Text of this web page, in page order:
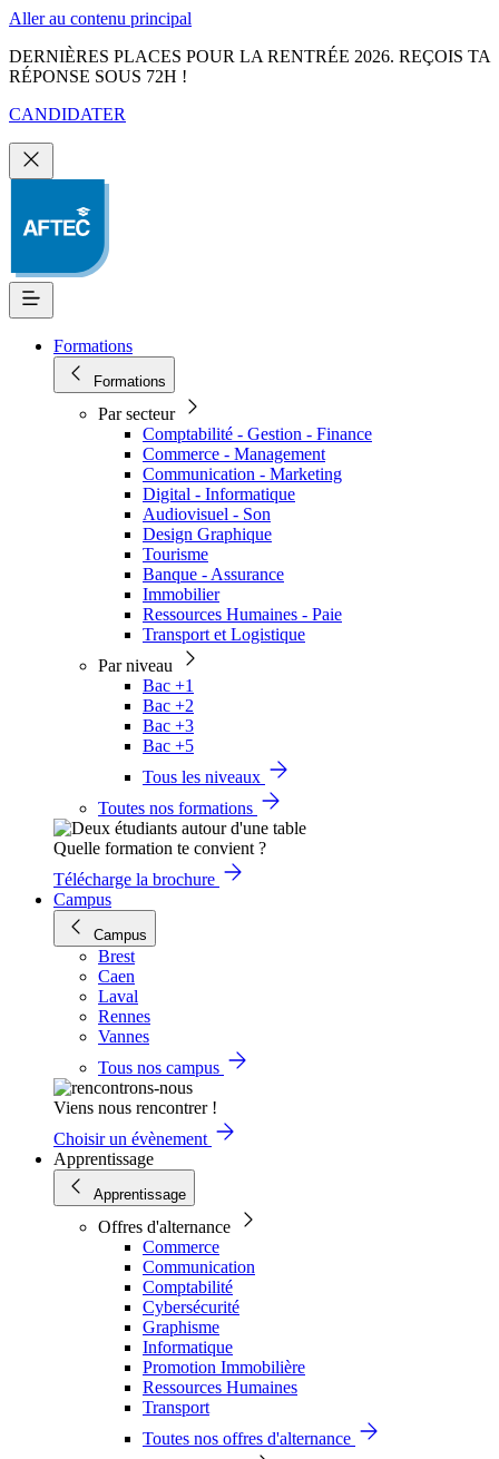
Aller au contenu principal
DERNIÈRES PLACES POUR LA RENTRÉE 2026. REÇOIS TA
RÉPONSE SOUS 72H !
CANDIDATER
Formations
Formations
Par secteur
Comptabilité - Gestion - Finance
Commerce - Management
Communication - Marketing
Digital - Informatique
Audiovisuel - Son
Design Graphique
Tourisme
Banque - Assurance
Immobilier
Ressources Humaines - Paie
Transport et Logistique
Par niveau
Bac +1
Bac +2
Bac +3
Bac +5
Tous les niveaux
Toutes nos formations
Quelle formation te convient ?
Télécharge la brochure
Campus
Campus
Brest
Caen
Laval
Rennes
Vannes
Tous nos campus
Viens nous rencontrer !
Choisir un évènement
Apprentissage
Apprentissage
Offres d'alternance
Commerce
Communication
Comptabilité
Cybersécurité
Graphisme
Informatique
Promotion Immobilière
Ressources Humaines
Transport
Toutes nos offres d'alternance